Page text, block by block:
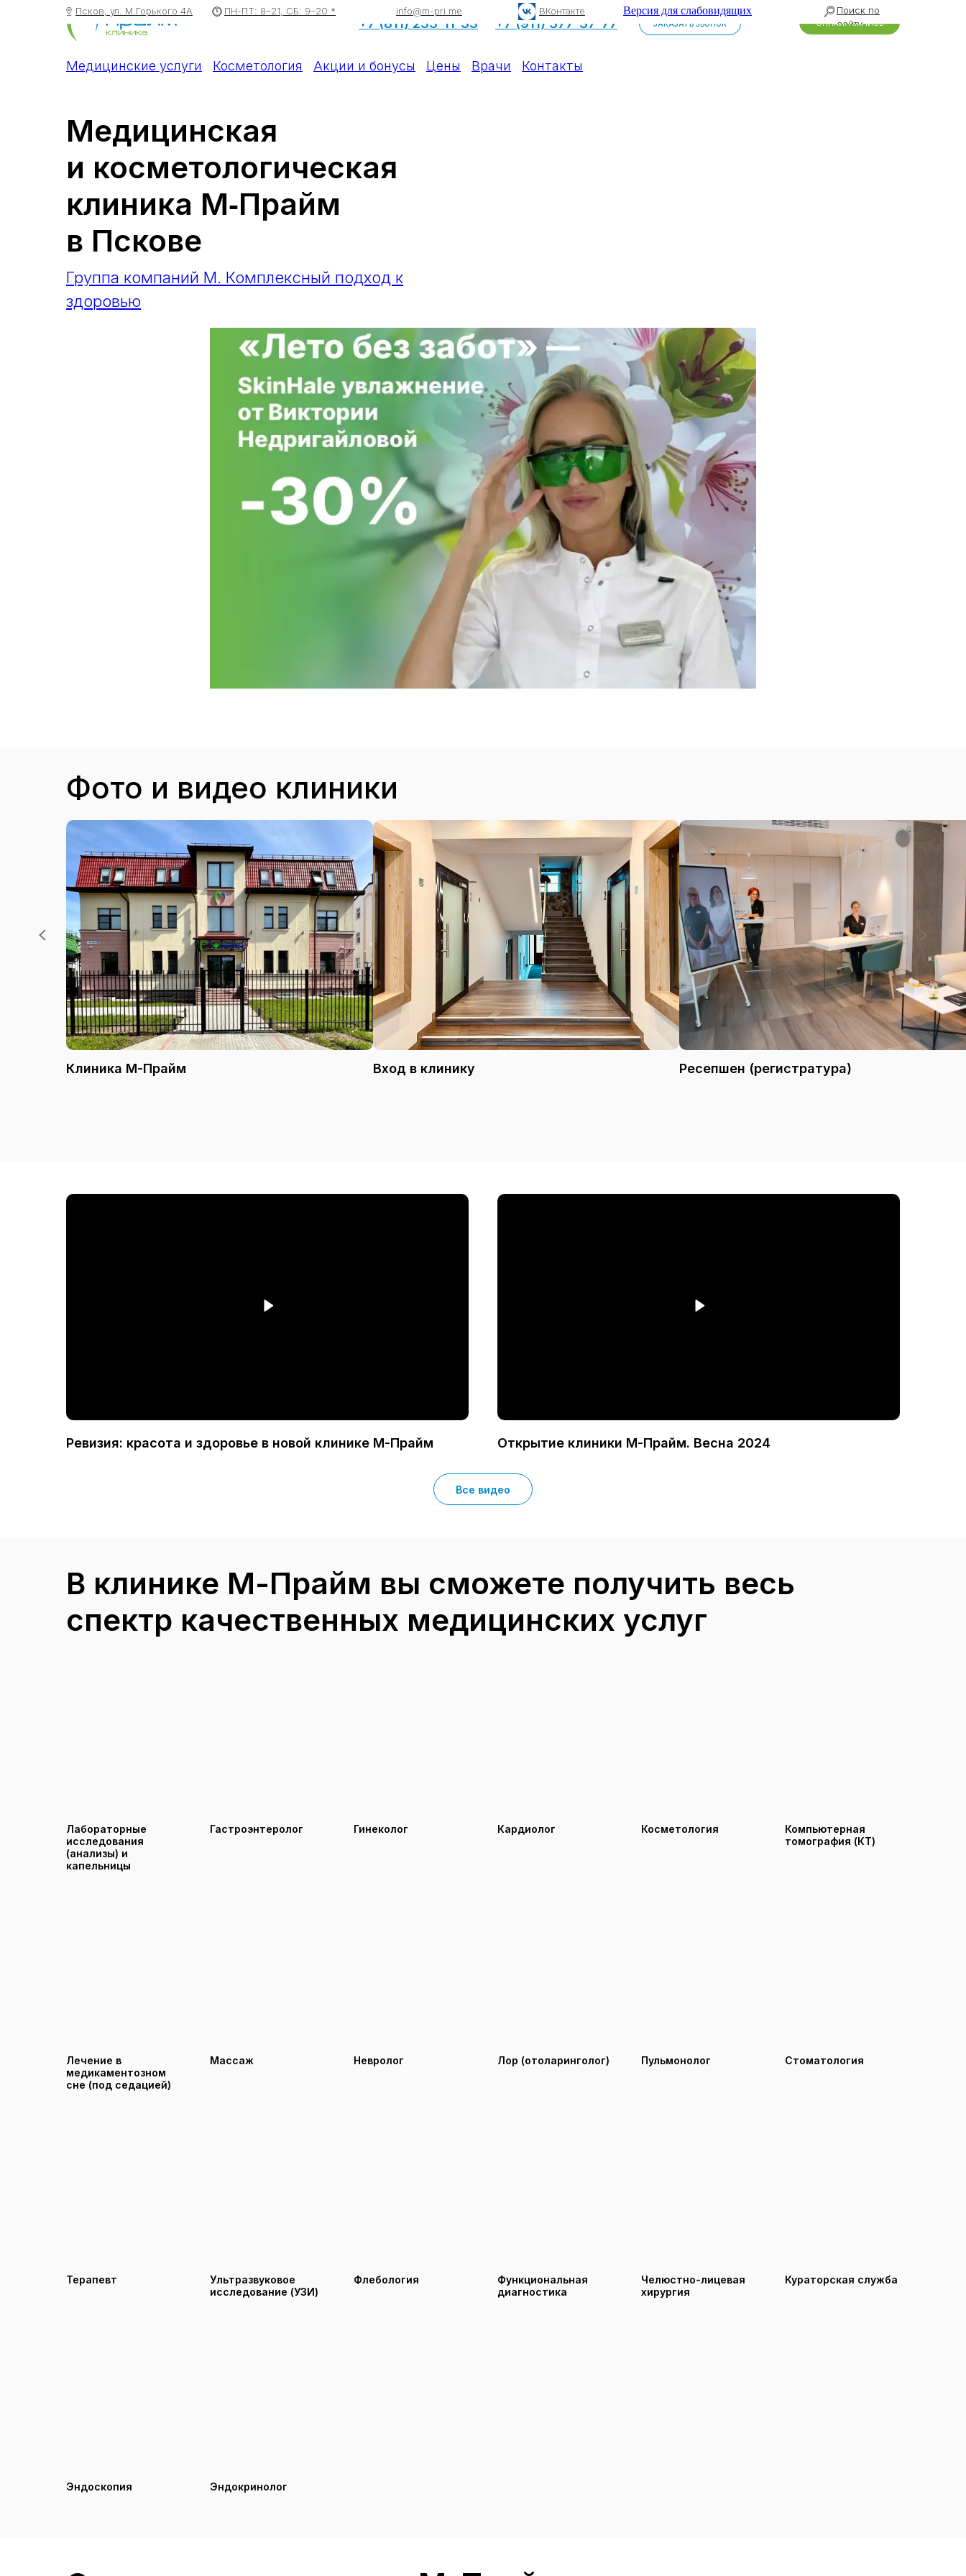
ВКонтакте Версия для слабовидящих
Поиск по
сайту
Псков, ул. М.Горького 4А info@m-pri.me
ПН-ПТ: 8–21, СБ: 9–20 *
ОНЛАЙН ЗАПИСЬ
ЗАКАЗАТЬ ЗВОНОК
+7 (911) 377-37-77
+7 (811) 233-11-33
Медицинские услуги Косметология Акции и бонусы Цены Врачи Контакты
Медицинская
и косметологическая
клиника М‑Прайм
в Пскове
Группа компаний M. Комплексный подход к
здоровью
Фото и видео клиники
Клиника М-Прайм Вход в клинику Ресепшен (регистратура)
Ревизия: красота и здоровье в новой клинике М-Прайм Открытие клиники М-Прайм. Весна 2024
Все видео
В клинике М-Прайм вы сможете получить весь
спектр качественных медицинских услуг
Лабораторные
исследования
(анализы) и
капельницы
Гастроэнтеролог Гинеколог Кардиолог Косметология
Компьютерная
томография (КТ)
Лечение в
медикаментозном
сне (под седацией)
Массаж Невролог Лор (отоларинголог) Пульмонолог Стоматология
Терапевт
Ультразвуковое
исследование (УЗИ)
Флебология
Функциональная
диагностика
Челюстно-лицевая
хирургия
Кураторская служба
Эндоскопия Эндокринолог